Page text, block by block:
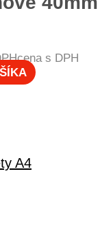
A4
cena s DPH